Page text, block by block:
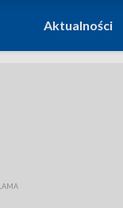
Aktualności